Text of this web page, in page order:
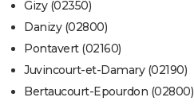
Gizy (02350)
Danizy (02800)
Pontavert (02160)
Juvincourt-et-Damary (02190)
Bertaucourt-Epourdon (02800)